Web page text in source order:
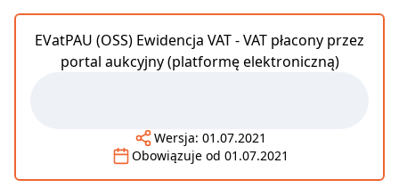
EVatPAU (OSS) Ewidencja VAT - VAT płacony przez
portal aukcyjny (platformę elektroniczną)
Wersja: 01.07.2021
Obowiązuje od 01.07.2021